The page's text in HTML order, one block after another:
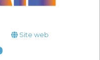
Site web